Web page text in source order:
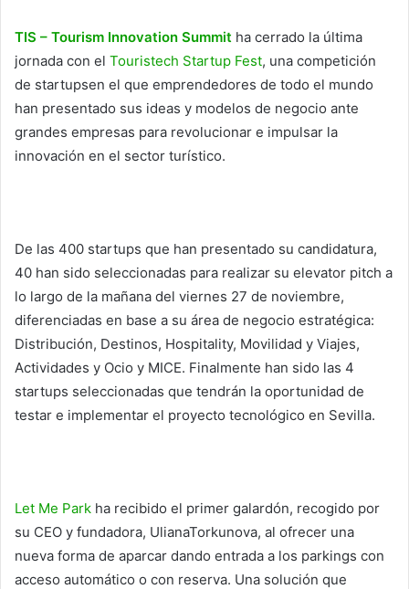
TIS – Tourism Innovation Summit ha cerrado la última
jornada con el Touristech Startup Fest, una competición
de startupsen el que emprendedores de todo el mundo
han presentado sus ideas y modelos de negocio ante
grandes empresas para revolucionar e impulsar la
innovación en el sector turístico.
De las 400 startups que han presentado su candidatura,
40 han sido seleccionadas para realizar su elevator pitch a
lo largo de la mañana del viernes 27 de noviembre,
diferenciadas en base a su área de negocio estratégica:
Distribución, Destinos, Hospitality, Movilidad y Viajes,
Actividades y Ocio y MICE. Finalmente han sido las 4
startups seleccionadas que tendrán la oportunidad de
testar e implementar el proyecto tecnológico en Sevilla.
Let Me Park ha recibido el primer galardón, recogido por
su CEO y fundadora, UlianaTorkunova, al ofrecer una
nueva forma de aparcar dando entrada a los parkings con
acceso automático o con reserva. Una solución que